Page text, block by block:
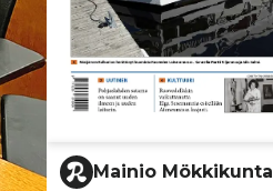
Mainio Mökkikunta